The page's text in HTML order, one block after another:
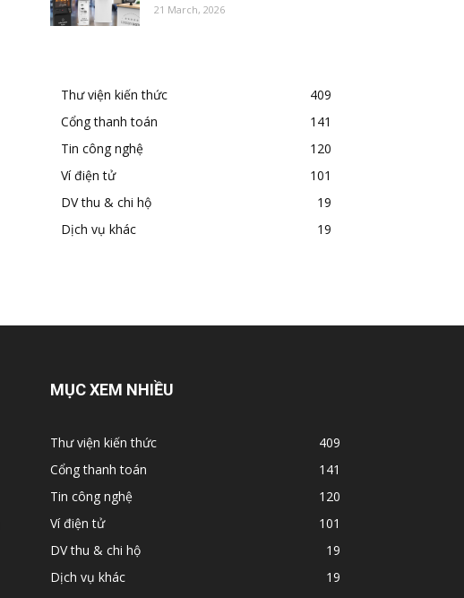
21 March, 2026
Thư viện kiến thức
409
Cổng thanh toán
141
Tin công nghệ
120
Ví điện tử
101
DV thu & chi hộ
19
Dịch vụ khác
19
MỤC XEM NHIỀU
Thư viện kiến thức
409
Cổng thanh toán
141
Tin công nghệ
120
Ví điện tử
101
DV thu & chi hộ
19
Dịch vụ khác
19